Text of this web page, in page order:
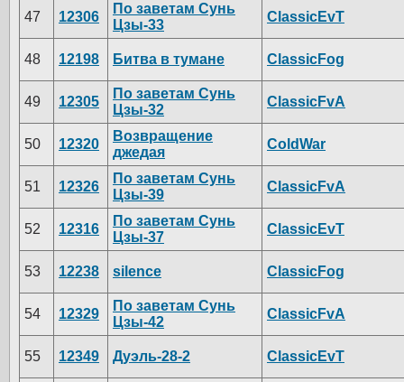
47 12306
По заветам Сунь
Цзы-33
ClassicEvT
48 12198 Битва в тумане ClassicFog
49 12305
По заветам Сунь
Цзы-32
ClassicFvA
50 12320
Возвращение
джедая
ColdWar
51 12326
По заветам Сунь
Цзы-39
ClassicFvA
52 12316
По заветам Сунь
Цзы-37
ClassicEvT
53 12238 silence ClassicFog
54 12329
По заветам Сунь
Цзы-42
ClassicFvA
55 12349 Дуэль-28-2 ClassicEvT